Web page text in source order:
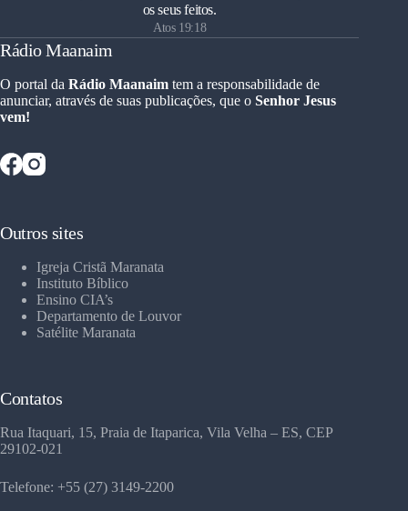
os seus feitos.
Atos 19:18
Rádio Maanaim
O portal da Rádio Maanaim tem a responsabilidade de
anunciar, através de suas publicações, que o Senhor Jesus
vem!
Outros sites
Igreja Cristã Maranata
Instituto Bíblico
Ensino CIA’s
Departamento de Louvor
Satélite Maranata
Contatos
Rua Itaquari, 15, Praia de Itaparica, Vila Velha – ES, CEP
29102-021
Telefone: +55 (27) 3149-2200